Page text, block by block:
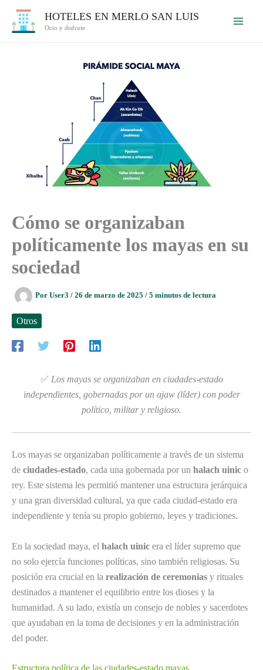
HOTELES EN MERLO SAN LUIS
Ocio y disfrute
Cómo se organizaban
políticamente los mayas en su
sociedad
Por User3 / 26 de marzo de 2025 / 5 minutos de lectura
Otros
✅ Los mayas se organizaban en ciudades-estado
independientes, gobernadas por un ajaw (líder) con poder
político, militar y religioso.
Los mayas se organizaban políticamente a través de un sistema
de ciudades-estado, cada una gobernada por un halach uinic o
rey. Este sistema les permitió mantener una estructura jerárquica
y una gran diversidad cultural, ya que cada ciudad-estado era
independiente y tenía su propio gobierno, leyes y tradiciones.
En la sociedad maya, el halach uinic era el líder supremo que
no solo ejercía funciones políticas, sino también religiosas. Su
posición era crucial en la realización de ceremonias y rituales
destinados a mantener el equilibrio entre los dioses y la
humanidad. A su lado, existía un consejo de nobles y sacerdotes
que ayudaban en la toma de decisiones y en la administración
del poder.